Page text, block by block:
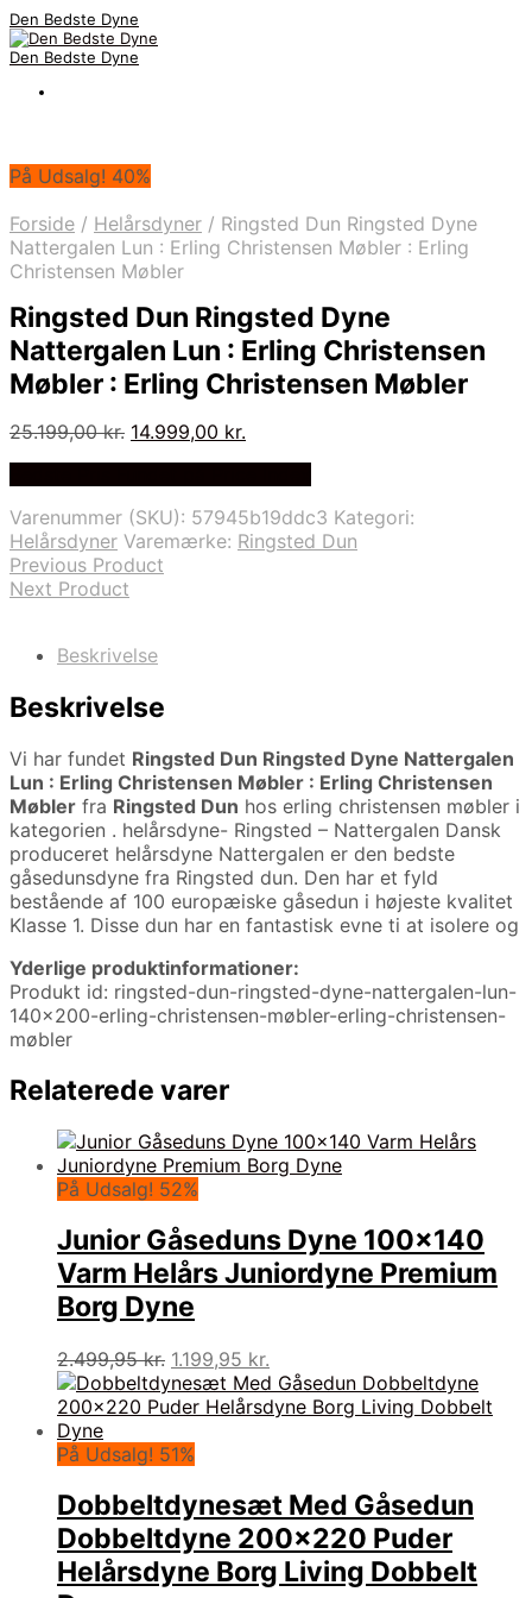
Den Bedste Dyne
Den Bedste Dyne
På Udsalg! 40%
Forside / Helårsdyner / Ringsted Dun Ringsted Dyne
Nattergalen Lun : Erling Christensen Møbler : Erling
Christensen Møbler
Ringsted Dun Ringsted Dyne
Nattergalen Lun : Erling Christensen
Møbler : Erling Christensen Møbler
25.199,00kr. Den
25.199,00 kr..
14.999,00 kr.
14.999,00 kr..
Varenummer (SKU): 57945b19ddc3 Kategori:
Helårsdyner Varemærke: Ringsted Dun
Previous Product
Next Product
Beskrivelse
Beskrivelse
Vi har fundet Ringsted Dun Ringsted Dyne Nattergalen
Lun : Erling Christensen Møbler : Erling Christensen
Møbler fra Ringsted Dun hos erling christensen møbler i
kategorien . helårsdyne- Ringsted – Nattergalen Dansk
produceret helårsdyne Nattergalen er den bedste
gåsedunsdyne fra Ringsted dun. Den har et fyld
bestående af 100 europæiske gåsedun i højeste kvalitet
Klasse 1. Disse dun har en fantastisk evne ti at isolere og
Yderlige produktinformationer:
Produkt id: ringsted-dun-ringsted-dyne-nattergalen-lun-
140×200-erling-christensen-møbler-erling-christensen-
møbler
Relaterede varer
På Udsalg! 52%
Junior Gåseduns Dyne 100×140
Varm Helårs Juniordyne Premium
Borg Dyne
2.499,95kr. Den
oprindelige
pris
2.499,95 kr..
1.199,95 kr.
aktuelle
pris
På Udsalg! 51%
Dobbeltdynesæt Med Gåsedun
Dobbeltdyne 200×220 Puder
Helårsdyne Borg Living Dobbelt